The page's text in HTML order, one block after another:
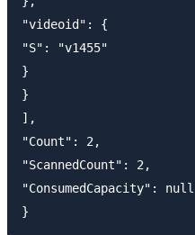
"videoid": {
"S": "v1455"
}
}
],
"Count": 2,
"ScannedCount": 2,
"ConsumedCapacity": null